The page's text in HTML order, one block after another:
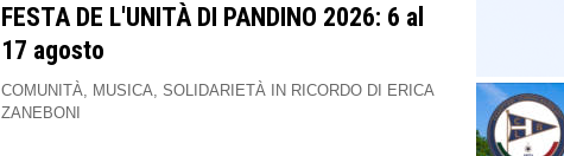
FESTA DE L'UNITÀ DI PANDINO 2026: 6 al
17 agosto
COMUNITÀ, MUSICA, SOLIDARIETÀ IN RICORDO DI ERICA
ZANEBONI